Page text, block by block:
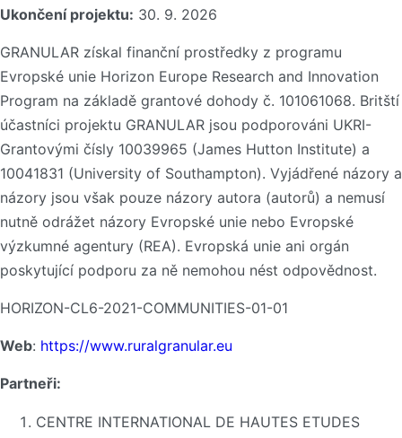
Ukončení projektu: 30. 9. 2026
GRANULAR získal finanční prostředky z programu
Evropské unie Horizon Europe Research and Innovation
Program na základě grantové dohody č. 101061068. Britští
účastníci projektu GRANULAR jsou podporováni UKRI-
Grantovými čísly 10039965 (James Hutton Institute) a
10041831 (University of Southampton). Vyjádřené názory a
názory jsou však pouze názory autora (autorů) a nemusí
nutně odrážet názory Evropské unie nebo Evropské
výzkumné agentury (REA). Evropská unie ani orgán
poskytující podporu za ně nemohou nést odpovědnost.
HORIZON-CL6-2021-COMMUNITIES-01-01
Web: https://www.ruralgranular.eu
Partneři:
CENTRE INTERNATIONAL DE HAUTES ETUDES